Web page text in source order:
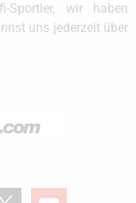
Sportler, wir haben
uns jederzeit über
youtube